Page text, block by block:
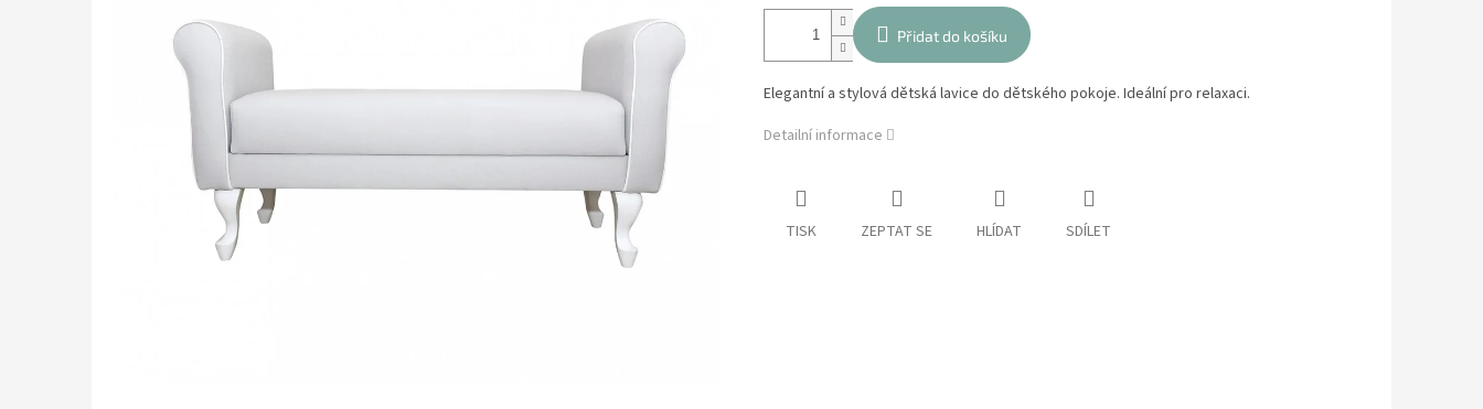
Přidat do košíku
Elegantní a stylová dětská lavice do dětského pokoje. Ideální pro relaxaci.
Detailní informace
TISK ZEPTAT SE HLÍDAT SDÍLET